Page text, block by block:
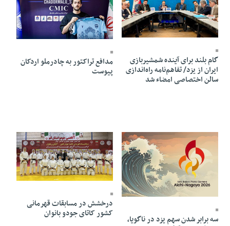
04 Mordad 1405 - 22:32
گام بلند برای آینده شمشیربازی
ایران از یزد/ تفاهم‌نامه راه‌اندازی
سالن اختصاصی امضاء شد
04 Mordad 1405 - 22:25
مدافع تراکتور به چادرملو اردکان
پیوست
سه برابر شدن سهم یزد در ناگویا،
03 Mordad 1405 - 11:57
درخشش در مسابقات قهرمانی
کشور کاتای جودو بانوان